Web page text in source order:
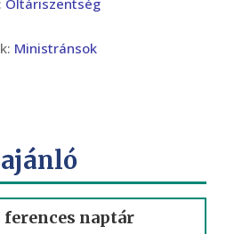
Oltáriszentség
Ministránsok
naptár